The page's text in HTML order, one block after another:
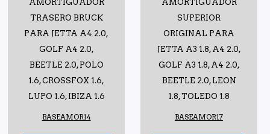
AMORTIGUADOR
TRASERO BRUCK
PARA JETTA A4 2.0,
GOLF A4 2.0,
BEETLE 2.0, POLO
1.6, CROSSFOX 1.6,
LUPO 1.6, IBIZA 1.6
BASEAMOR14
AMORTIGUADOR
SUPERIOR
ORIGINAL PARA
JETTA A3 1.8, A4 2.0,
GOLF A3 1.8, A4 2.0,
BEETLE 2.0, LEON
1.8, TOLEDO 1.8
BASEAMOR17